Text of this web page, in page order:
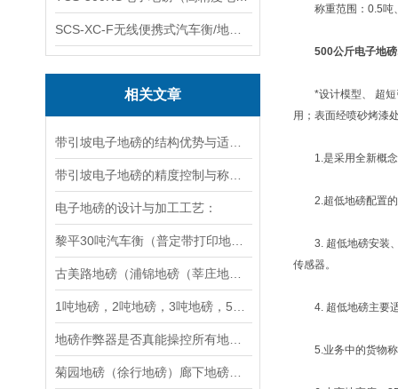
相关文章
电子地磅的设计与加工工艺：
称重范围：0.5吨
500公斤电子地
*设计模型、 超短引
用；表面经喷砂烤漆
1.是采用全新概念
2.超低地磅配置的
3. 超低地磅安装、
传感器。
4. 超低地磅主要适
5.业务中的货物称